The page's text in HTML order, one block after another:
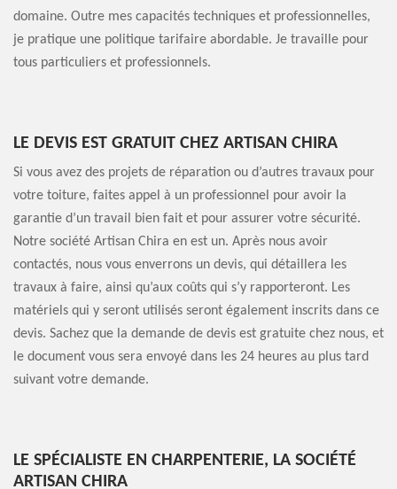
domaine. Outre mes capacités techniques et professionnelles,
je pratique une politique tarifaire abordable. Je travaille pour
tous particuliers et professionnels.
LE DEVIS EST GRATUIT CHEZ ARTISAN CHIRA
Si vous avez des projets de réparation ou d’autres travaux pour
votre toiture, faites appel à un professionnel pour avoir la
garantie d’un travail bien fait et pour assurer votre sécurité.
Notre société Artisan Chira en est un. Après nous avoir
contactés, nous vous enverrons un devis, qui détaillera les
travaux à faire, ainsi qu’aux coûts qui s’y rapporteront. Les
matériels qui y seront utilisés seront également inscrits dans ce
devis. Sachez que la demande de devis est gratuite chez nous, et
le document vous sera envoyé dans les 24 heures au plus tard
suivant votre demande.
LE SPÉCIALISTE EN CHARPENTERIE, LA SOCIÉTÉ
ARTISAN CHIRA